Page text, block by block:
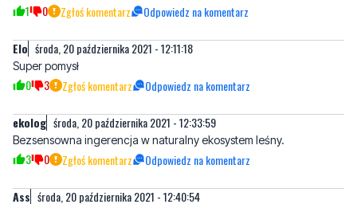
Super pomysł
ekolog środa, 20 października 2021 - 12:33:59
Bezsensowna ingerencja w naturalny ekosystem leśny.
Ass środa, 20 października 2021 - 12:40:54
Już widzę dzisiaj wieczorem Januszy pędzących z drabinami do
1 0 Zgłoś komentarz Odpowiedz na komentarz